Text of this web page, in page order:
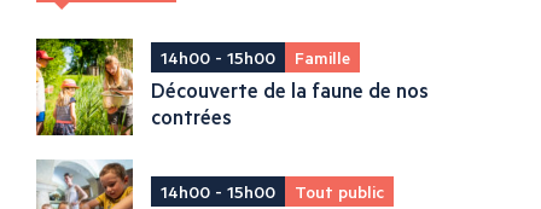
14h00 - 15h00 Famille
Découverte de la faune de nos
contrées
14h00 - 15h00 Tout public